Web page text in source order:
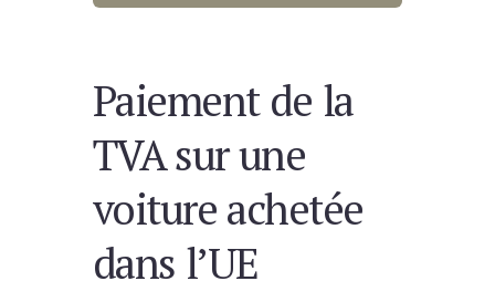
Paiement de la
TVA sur une
voiture achetée
dans l’UE